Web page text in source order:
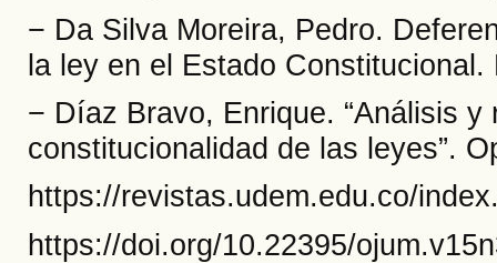
− Da Silva Moreira, Pedro.
la ley en el Estado
− Díaz Bravo, Enrique. “Análisis
constitucionalidad de las leyes”.
https://revistas.udem.edu.co/
https://doi.org/10.22395/